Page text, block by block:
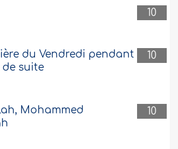
10
10
du Vendredi pendant
de suite
10
Mohammed